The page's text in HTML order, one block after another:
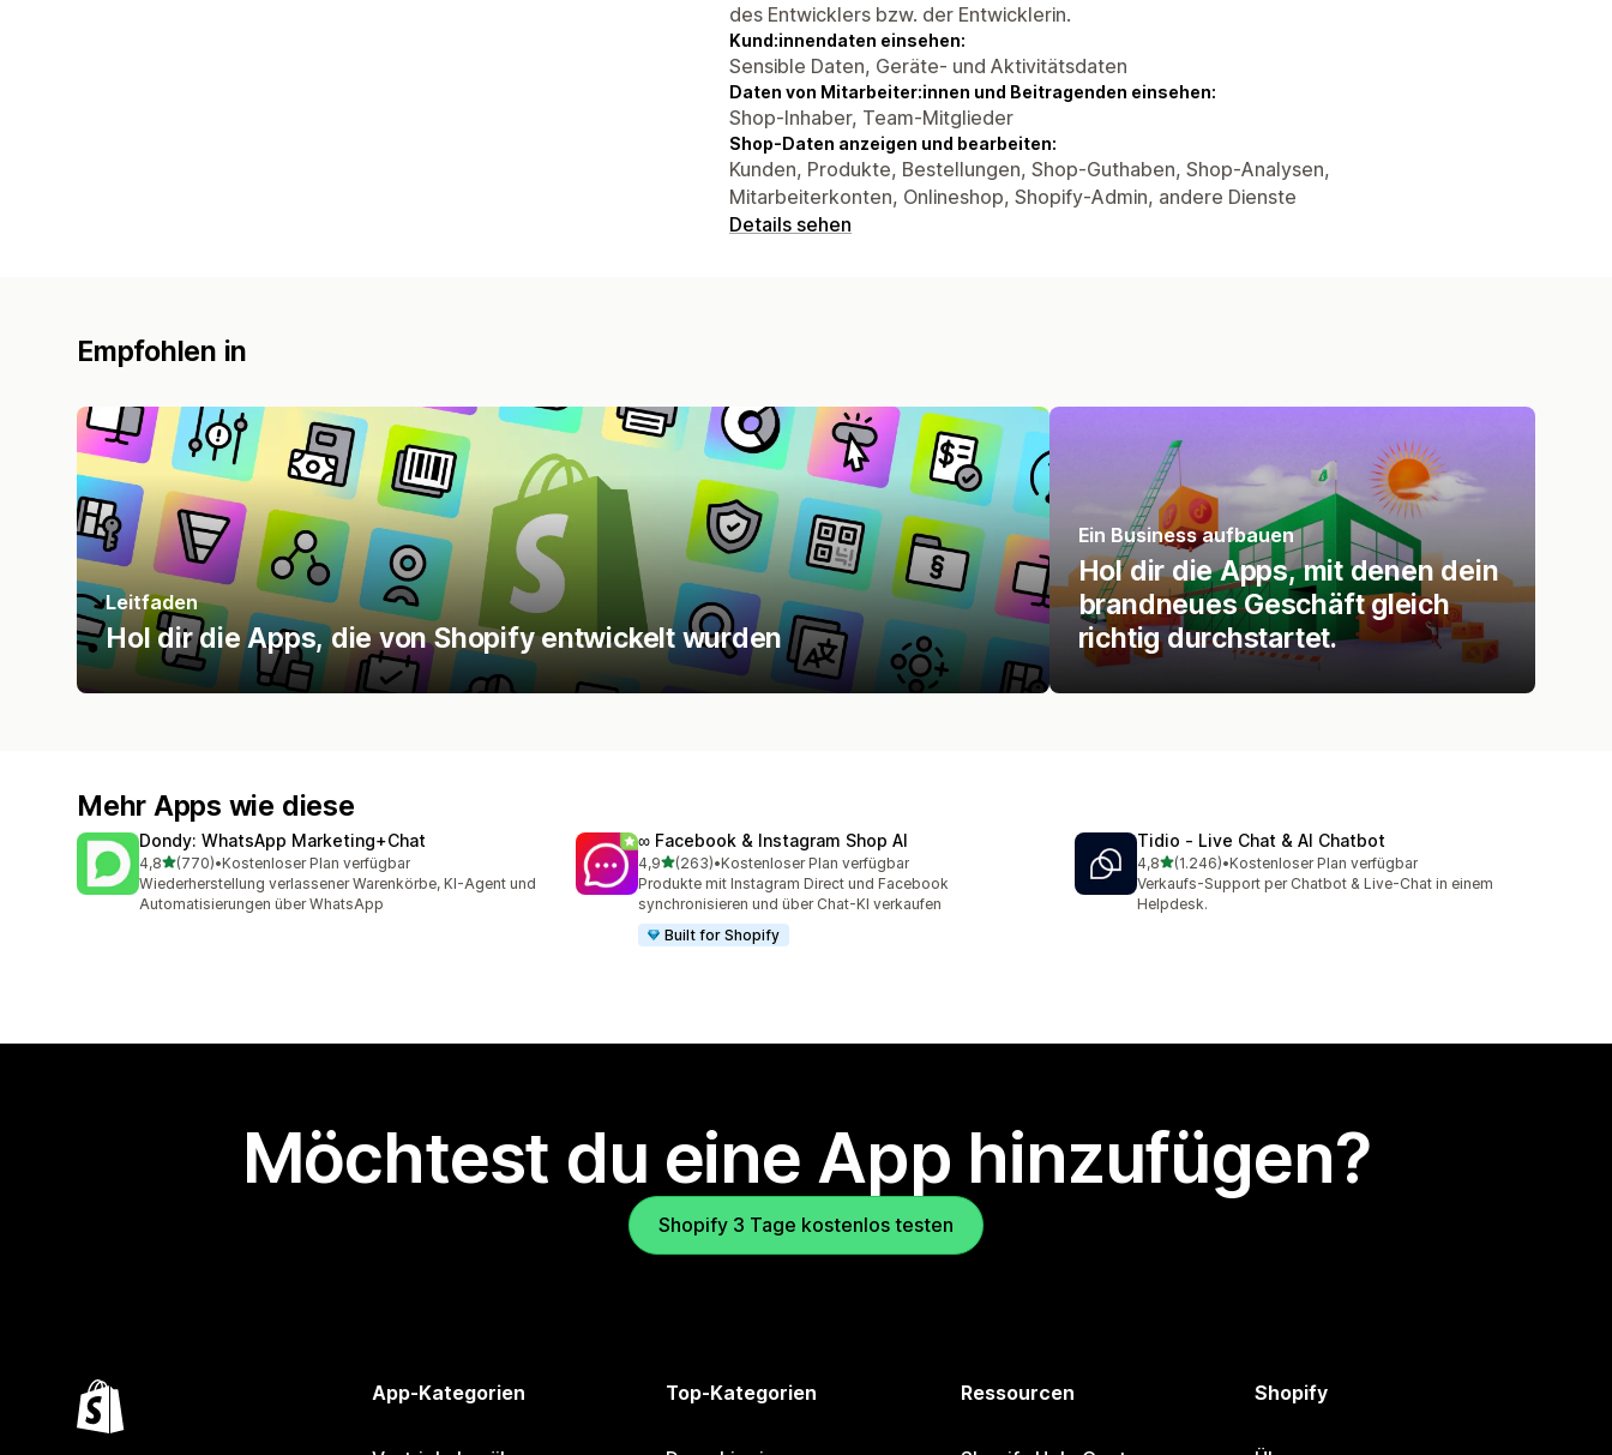
des Entwicklers bzw. der Entwicklerin.
Kund:innendaten einsehen:
Sensible Daten, Geräte- und Aktivitätsdaten
Daten von Mitarbeiter:innen und Beitragenden einsehen:
Shop-Inhaber, Team-Mitglieder
Shop-Daten anzeigen und bearbeiten:
Kunden, Produkte, Bestellungen, Shop-Guthaben, Shop-Analysen,
Mitarbeiterkonten, Onlineshop, Shopify-Admin, andere Dienste
Details sehen
Empfohlen in
Leitfaden
Hol dir die Apps, die von Shopify entwickelt wurden
Ein Business aufbauen
Hol dir die Apps, mit denen dein
brandneues Geschäft gleich
richtig durchstartet.
Mehr Apps wie diese
Dondy: WhatsApp Marketing+Chat
4,8von 5 Sternen
(770)
770 Rezensionen insgesamt
•Kostenloser Plan verfügbar
Wiederherstellung verlassener Warenkörbe, KI-Agent und
Automatisierungen über WhatsApp
∞ Facebook & Instagram Shop AI
4,9von 5 Sternen
(263)
263 Rezensionen insgesamt
•Kostenloser Plan verfügbar
Produkte mit Instagram Direct und Facebook
synchronisieren und über Chat-KI verkaufen
Built for Shopify
Tidio ‑ Live Chat & AI Chatbot
4,8von 5 Sternen
(1.246)
1246 Rezensionen insgesamt
•Kostenloser Plan verfügbar
Verkaufs-Support per Chatbot & Live-Chat in einem
Helpdesk.
Möchtest du eine App hinzufügen?
Shopify 3 Tage kostenlos testen
App-Kategorien Top-Kategorien Ressourcen Shopify